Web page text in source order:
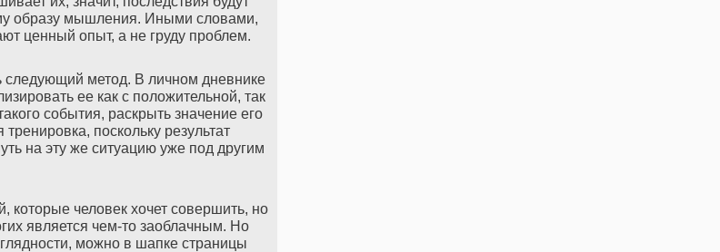
образу мышления. Иными словами,
ценный опыт, а не груду проблем.
следующий метод. В личном дневнике
ее как с положительной, так
события, раскрыть значение его
поскольку результат
на эту же ситуацию уже под другим
которые человек хочет совершить, но
является чем-то заоблачным. Но
можно в шапке страницы